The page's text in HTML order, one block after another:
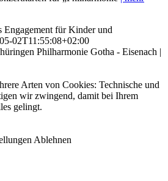
Engagement für Kinder und
02T11:55:08+02:00
Philharmonie Gotha - Eisenach |
Arten von Cookies: Technische und
wir zwingend, damit bei Ihrem
gelingt.
Ablehnen